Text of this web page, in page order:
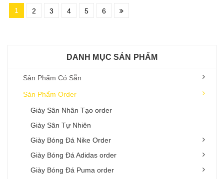
1 2 3 4 5 6
DANH MỤC SẢN PHẨM
Sản Phẩm Có Sẵn
Sản Phẩm Order
Giày Sân Nhân Tạo order
Giày Sân Tự Nhiên
Giày Bóng Đá Nike Order
Giày Bóng Đá Adidas order
Giày Bóng Đá Puma order